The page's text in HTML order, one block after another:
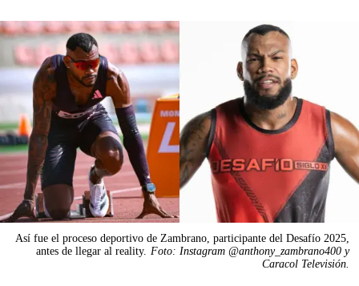
Así fue el proceso deportivo de Zambrano, participante del Desafío 2025,
antes de llegar al reality. Foto: Instagram @anthony_zambrano400 y
Caracol Televisión.